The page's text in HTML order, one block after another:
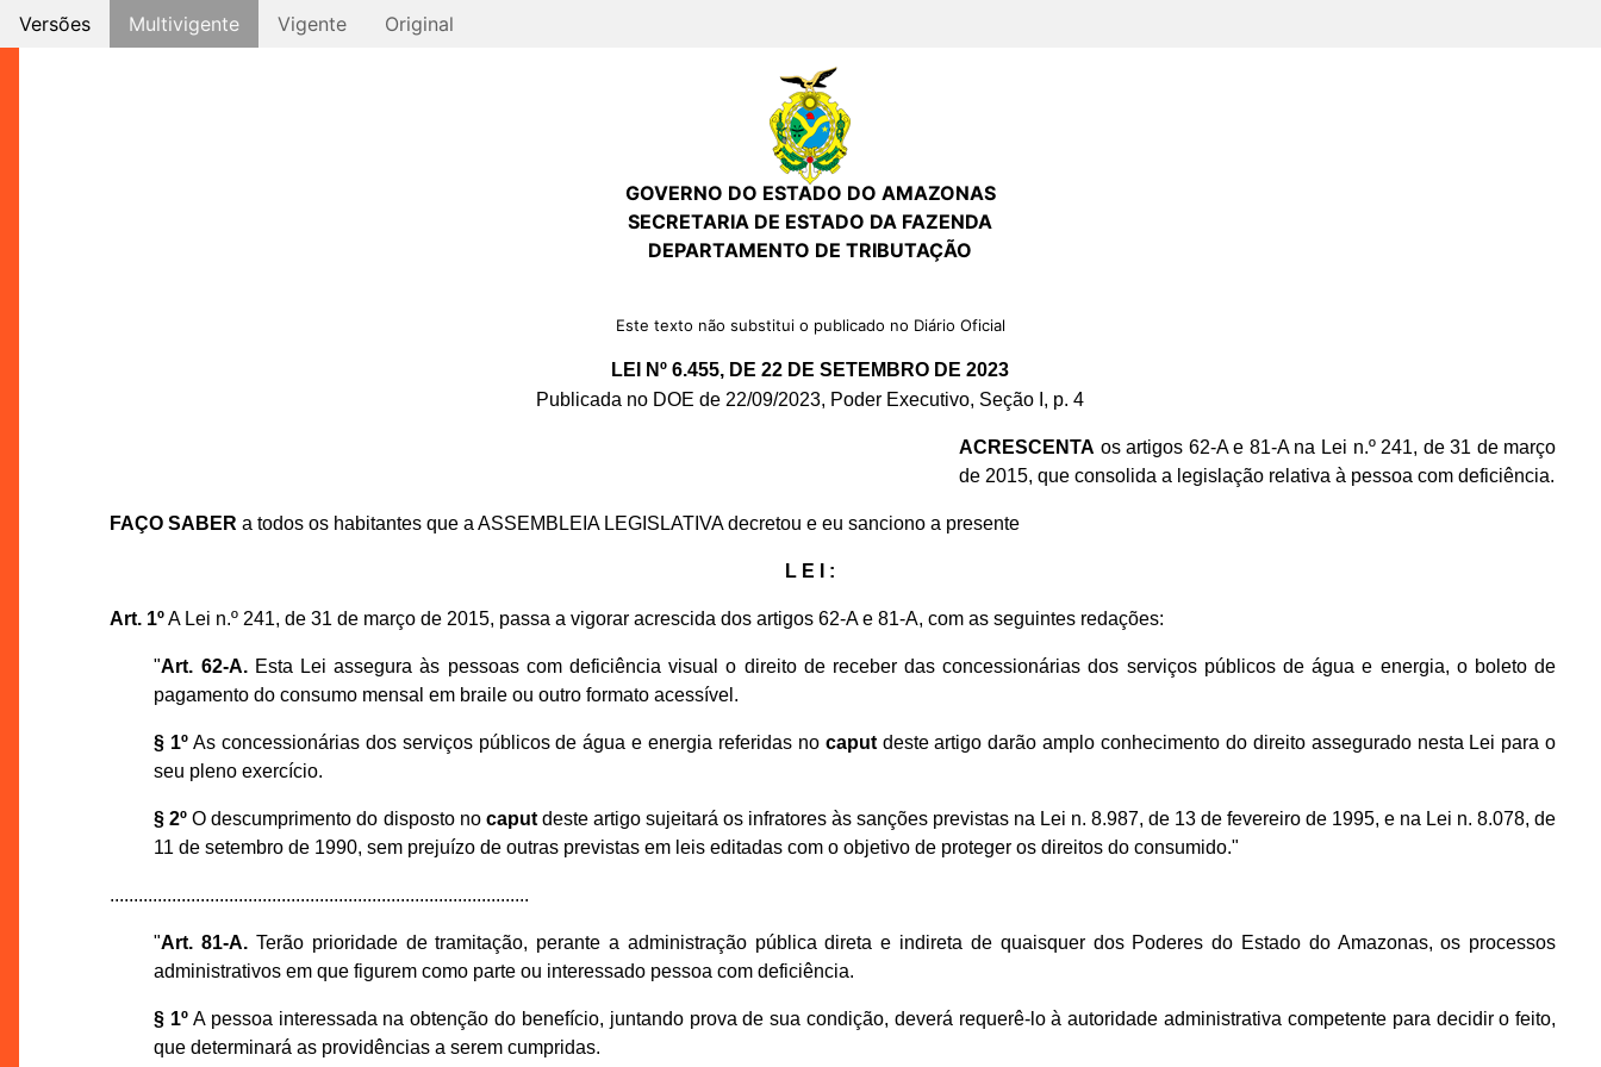
Versões Multivigente Vigente Original
GOVERNO DO ESTADO DO AMAZONAS
SECRETARIA DE ESTADO DA FAZENDA
DEPARTAMENTO DE TRIBUTAÇÃO
Este texto não substitui o publicado no Diário Oficial
LEI Nº 6.455, DE 22 DE SETEMBRO DE 2023
Publicada no DOE de 22/09/2023, Poder Executivo, Seção I, p. 4
ACRESCENTA os artigos 62-A e 81-A na Lei n.º 241, de 31 de março
de 2015, que consolida a legislação relativa à pessoa com deficiência.
FAÇO SABER a todos os habitantes que a ASSEMBLEIA LEGISLATIVA decretou e eu sanciono a presente
L E I :
Art. 1ºA Lei n.º 241, de 31 de março de 2015, passa a vigorar acrescida dos artigos 62-A e 81-A, com as seguintes redações:
"Art. 62-A.Esta Lei assegura às pessoas com deficiência visual o direito de receber das concessionárias dos serviços públicos de água e energia, o boleto de
pagamento do consumo mensal em braile ou outro formato acessível.
§ 1º As concessionárias dos serviços públicos de água e energia referidas no caputdeste artigo darão amplo conhecimento do direito assegurado nesta Lei para o
seu pleno exercício.
§ 2º O descumprimento do disposto no caputdeste artigo sujeitará os infratores às sanções previstas na Lei n. 8.987, de 13 de fevereiro de 1995, e na Lei n. 8.078, de
11 de setembro de 1990, sem prejuízo de outras previstas em leis editadas com o objetivo de proteger os direitos do consumido."
........................................................................................
"Art. 81-A. Terão prioridade de tramitação, perante a administração pública direta e indireta de quaisquer dos Poderes do Estado do Amazonas, os processos
administrativos em que figurem como parte ou interessado pessoa com deficiência.
§ 1º A pessoa interessada na obtenção do benefício, juntando prova de sua condição, deverá requerê-lo à autoridade administrativa competente para decidir o feito,
que determinará as providências a serem cumpridas.